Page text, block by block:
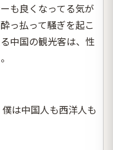
も良くなってる気が
っ払って騒ぎを起こ
中国の観光客は、性
は中国人も西洋人も